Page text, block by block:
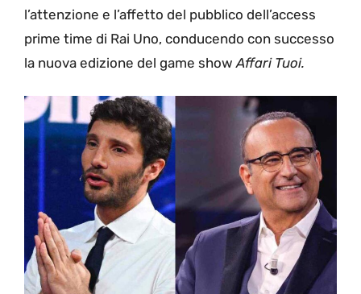
l’attenzione e l’affetto del pubblico dell’access
prime time di Rai Uno, conducendo con successo
la nuova edizione del game showAffari Tuoi.